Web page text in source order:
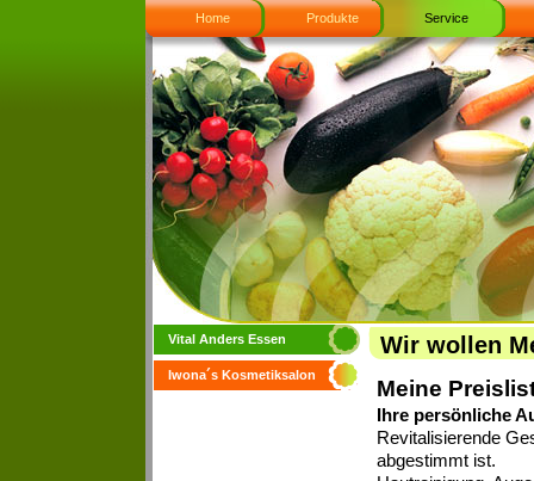
Home Produkte Service
Vital Anders Essen
Iwona´s Kosmetiksalon
Wir wollen
Meine
Ihre persönliche
Revitalisierende
abgestimmt ist.